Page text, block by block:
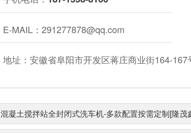
E-MAIL：291277878@qq.com
地址：安徽省阜阳市开发区蒋庄商业街164-167
混凝土搅拌站全封闭式洗车机-多款配置按需定制[隆茂